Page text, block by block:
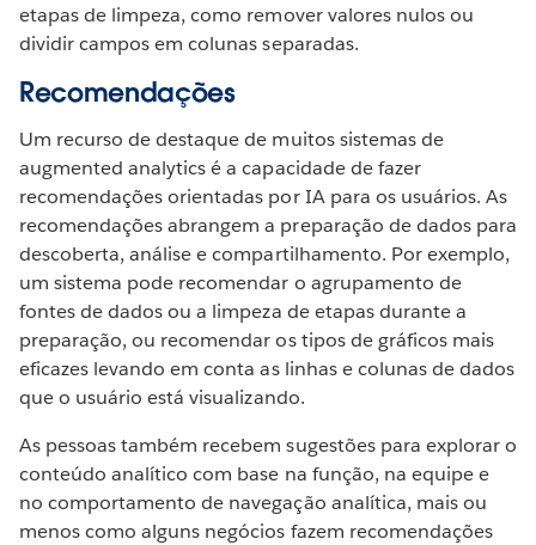
etapas de limpeza, como remover valores nulos ou
dividir campos em colunas separadas.
Recomendações
Um recurso de destaque de muitos sistemas de
augmented analytics é a capacidade de fazer
recomendações orientadas por IA para os usuários. As
recomendações abrangem a preparação de dados para
descoberta, análise e compartilhamento. Por exemplo,
um sistema pode recomendar o agrupamento de
fontes de dados ou a limpeza de etapas durante a
preparação, ou recomendar os tipos de gráficos mais
eficazes levando em conta as linhas e colunas de dados
que o usuário está visualizando.
As pessoas também recebem sugestões para explorar o
conteúdo analítico com base na função, na equipe e
no comportamento de navegação analítica, mais ou
menos como alguns negócios fazem recomendações